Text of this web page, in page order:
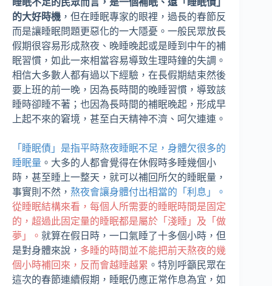
睡眠不足的民眾而言，是一個補眠、還「睡眠債」
的大好時機 ，但在睡眠專家的眼裡，過長的春節反
而是讓睡眠問題更惡化的一大隱憂。一般民眾放長
假期很容易形成熬夜、晚睡晚起或是睡到中午的補
眠習慣，如此一來相當容易導致生理時鐘的失調。
相信大多數人都有過以下經驗，在長假期結束然後
要上班的前一晚，因為長時間的晚睡習慣，導致該
睡時卻睡不著；也因為長時間的補眠晚起，形成早
上起不來的窘境，甚至白天精神不濟、呵欠連連。
「睡眠債」是指平時熬夜睡眠不足，身體欠很多的
睡眠量 。大多的人都會覺得在休假時多睡幾個小
時，甚至睡上一整天，就可以補回所欠的睡眠量，
事實則不然， 熬夜會讓身體付出相當的「利息」。
從睡眠結構來看，每個人所需要的睡眠時間是固定
的，超過此固定量的睡眠都是屬於「淺睡」及「做
夢」。 就算在假日時，一口氣睡了十多個小時，但
是對身體來說， 多睡的時間並不能把前天熬夜的幾
個小時補回來，反而會越睡越累 。特別呼籲民眾在
這次的春節連續假期，睡眠仍應正常作息為宜，如